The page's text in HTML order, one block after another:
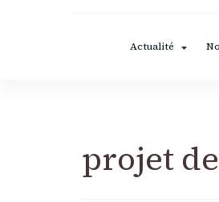
Actualité
projet